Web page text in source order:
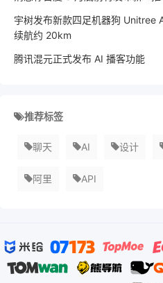
宇树发布新款四足机器狗 Unitree
续航约 20km
腾讯混元正式发布 AI 播客功能
推荐标签
聊天 AI 设计
阿里 API